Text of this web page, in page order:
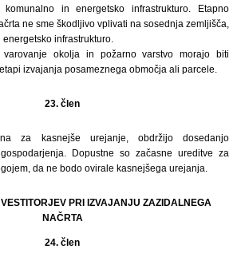
komunalno in energetsko infrastrukturo. Etapno
ne sme škodljivo vplivati na sosednja zemljišča,
infrastrukturo.
okolja in požarno varstvo morajo biti
izvajanja posameznega območja ali parcele.
23. člen
za kasnejše urejanje, obdržijo dosedanjo
Dopustne so začasne ureditve za
da ne bodo ovirale kasnejšega urejanja.
PRI IZVAJANJU ZAZIDALNEGA
NAČRTA
24. člen